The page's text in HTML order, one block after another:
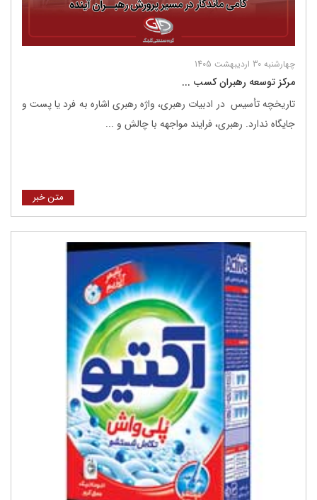
چهارشنبه 30 اردیبهشت 1405
مرکز توسعه رهبران کسب ...
تاریخچه تأسیس در ادبیات رهبری، واژه رهبری اشاره به فرد یا پست و
جایگاه ندارد. رهبری، فرایند مواجهه با چالش و ...
متن خبر